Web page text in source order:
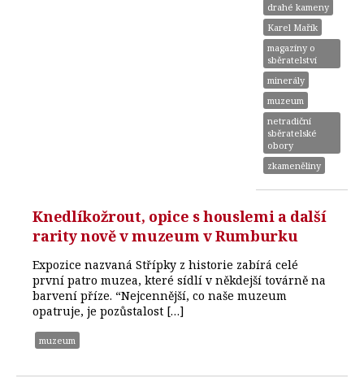
drahé kameny
Karel Mařík
magazíny o
sběratelství
minerály
muzeum
netradiční
sběratelské
obory
zkameněliny
Knedlíkožrout, opice s houslemi a další
rarity nově v muzeum v Rumburku
Expozice nazvaná Střípky z historie zabírá celé
první patro muzea, které sídlí v někdejší továrně na
barvení příze. “Nejcennější, co naše muzeum
opatruje, je pozůstalost […]
muzeum